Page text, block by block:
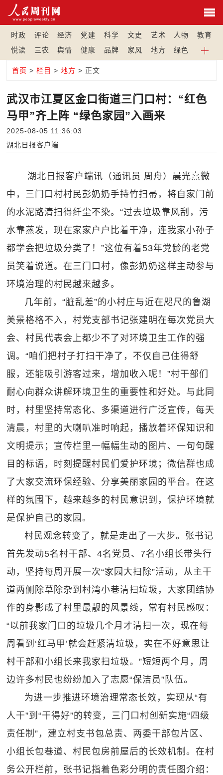
时政 评论 经济 党建 科学 文史 艺术 人物
教育
悦读
三农 舆情 健康 品牌 家风 地方 绿色
首页 >栏目 >地方 > 正文
武汉市江夏区金口街道三门口村：“红色
马甲”齐上阵 “绿色家园”入画来
2025-08-05 11:36:03
湖北日报客户端
湖北日报客户端讯（通讯员 周舟）晨光熹微
中，三门口村村民彭奶奶手持竹扫帚，将自家门前
的水泥路清扫得纤尘不染。“过去垃圾靠风刮，污
水靠蒸发，现在家家户户比着干净，连我家小孙子
都学会把垃圾分类了！”这位有着53年党龄的老党
员笑着说道。在三门口村，像彭奶奶这样主动参与
环境治理的村民越来越多。
几年前，“脏乱差”的小村庄与近在咫尺的鲁湖
美景格格不入，村党支部书记张建明在每次党员大
会、村民代表会上都少不了对环境卫生工作的强
调。“咱们把村子打扫干净了，不仅自己住得舒
服，还能吸引游客过来，增加收入呢！”村干部们
耐心向群众讲解环境卫生的重要性和好处。与此同
时，村里坚持常态化、多渠道进行广泛宣传，每天
清晨，村里的大喇叭准时响起，播放着环保知识和
文明提示；宣传栏里一幅幅生动的图片、一句句醒
目的标语，时刻提醒村民们爱护环境；微信群也成
了大家交流环保经验、分享美丽家园的平台。在这
样的氛围下，越来越多的村民意识到，保护环境就
是保护自己的家园。
村民观念转变了，就是走出了一大步。张书记
首先发动5名村干部、4名党员、7名小组长带头行
动，坚持每周开展一次“家园大扫除”活动，从主干
道两侧除草除杂到村湾小巷清扫垃圾，大家团结协
作的身影成了村里最靓的风景线，常有村民感叹：
“以前我家门口的垃圾几个月才清扫一次，现在每
周看到‘红马甲’就会赶紧清垃圾，实在不好意思让
村干部和小组长来我家扫垃圾。”短短两个月，周
边许多村民也纷纷加入了志愿“保洁员”队伍。
为进一步推进环境治理常态长效，实现从“有
人干”到“干得好”的转变，三门口村创新实施“四级
责任制”，建立村支书包总责、两委干部包片区、
小组长包巷道、村民包房前屋后的长效机制。在村
务公开栏前，张书记指着色彩分明的责任图介绍：